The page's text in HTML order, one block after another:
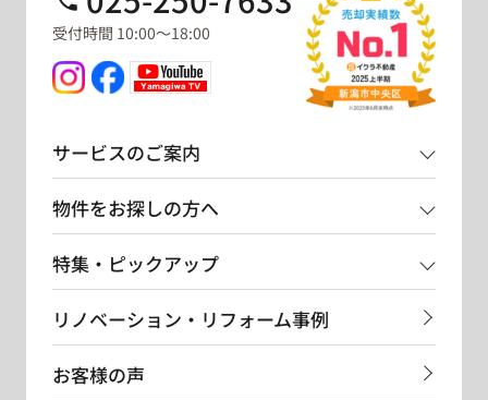
受付時間 10:00～18:00
サービスのご案内
物件をお探しの方へ
特集・ピックアップ
リノベーション・リフォーム事例
お客様の声